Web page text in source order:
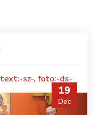
text:-sz-, foto:-ds-
19
Dec